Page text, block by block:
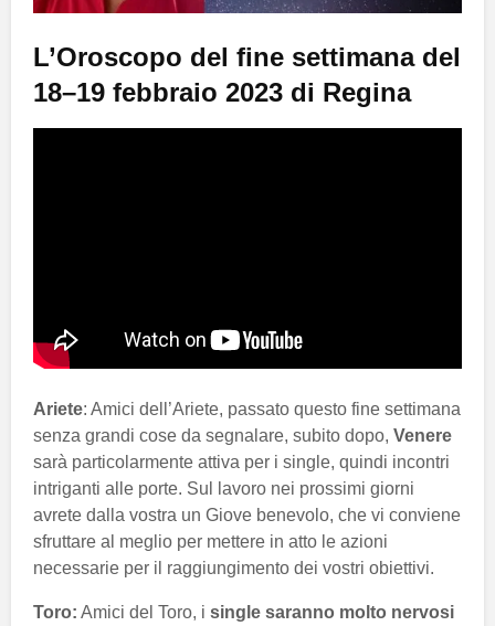
L’Oroscopo del fine settimana del
18–19 febbraio 2023 di Regina
Ariete: Amici dell’Ariete, passato questo fine settimana
senza grandi cose da segnalare, subito dopo, Venere
sarà particolarmente attiva per i single, quindi incontri
intriganti alle porte. Sul lavoro nei prossimi giorni
avrete dalla vostra un Giove benevolo, che vi conviene
sfruttare al meglio per mettere in atto le azioni
necessarie per il raggiungimento dei vostri obiettivi.
Toro: Amici del Toro, i single saranno molto nervosi